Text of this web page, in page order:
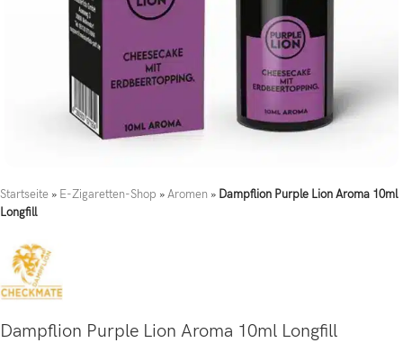
Startseite » E-Zigaretten-Shop »Aromen » Dampflion Purple Lion Aroma 10ml
Longfill
Dampflion Purple Lion Aroma 10ml Longfill